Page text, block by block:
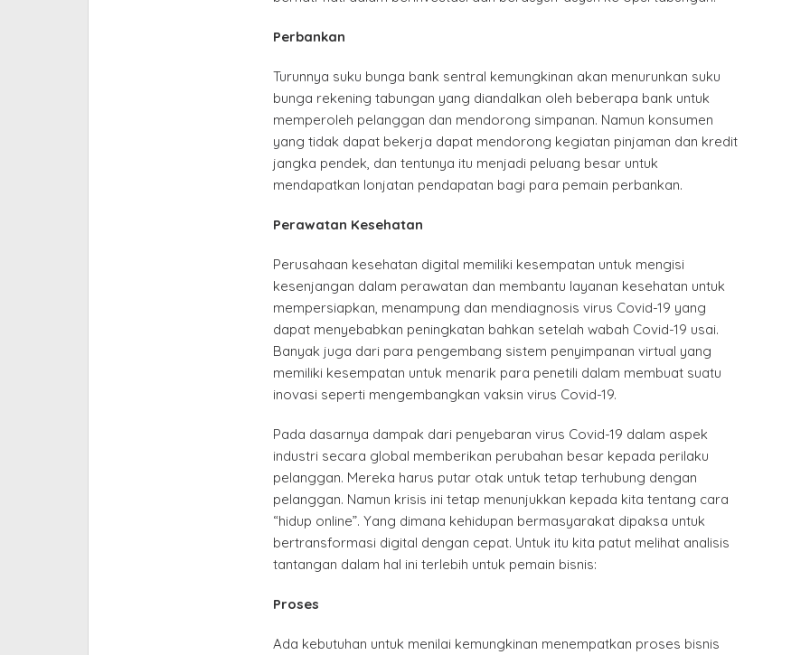
Perbankan
Turunnya suku bunga bank sentral kemungkinan akan menurunkan suku
bunga rekening tabungan yang diandalkan oleh beberapa bank untuk
memperoleh pelanggan dan mendorong simpanan. Namun konsumen
yang tidak dapat bekerja dapat mendorong kegiatan pinjaman dan kredit
jangka pendek, dan tentunya itu menjadi peluang besar untuk
mendapatkan lonjatan pendapatan bagi para pemain perbankan.
Perawatan Kesehatan
Perusahaan kesehatan digital memiliki kesempatan untuk mengisi
kesenjangan dalam perawatan dan membantu layanan kesehatan untuk
mempersiapkan, menampung dan mendiagnosis virus Covid-19 yang
dapat menyebabkan peningkatan bahkan setelah wabah Covid-19 usai.
Banyak juga dari para pengembang sistem penyimpanan virtual yang
memiliki kesempatan untuk menarik para penetili dalam membuat suatu
inovasi seperti mengembangkan vaksin virus Covid-19.
Pada dasarnya dampak dari penyebaran virus Covid-19 dalam aspek
industri secara global memberikan perubahan besar kepada perilaku
pelanggan. Mereka harus putar otak untuk tetap terhubung dengan
pelanggan. Namun krisis ini tetap menunjukkan kepada kita tentang cara
“hidup online”. Yang dimana kehidupan bermasyarakat dipaksa untuk
bertransformasi digital dengan cepat. Untuk itu kita patut melihat analisis
tantangan dalam hal ini terlebih untuk pemain bisnis:
Proses
Ada kebutuhan untuk menilai kemungkinan menempatkan proses bisnis